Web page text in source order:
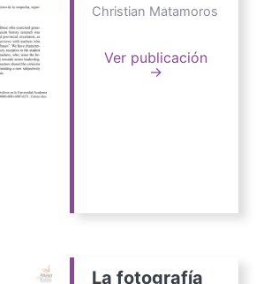
Christian Matamoros
Ver publicación
→
La fotografía